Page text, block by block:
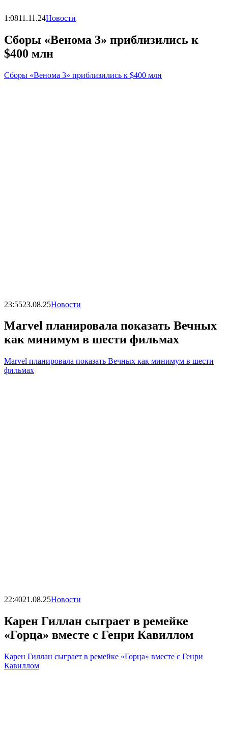
1:0811.11.24Новости
Сборы «Венома 3» приблизились к
$400 млн
Сборы «Венома 3» приблизились к $400 млн
23:5523.08.25Новости
Marvel планировала показать Вечных
как минимум в шести фильмах
Marvel планировала показать Вечных как минимум в шести
фильмах
22:4021.08.25Новости
Карен Гиллан сыграет в ремейке
«Горца» вместе с Генри Кавиллом
Карен Гиллан сыграет в ремейке «Горца» вместе с Генри
Кавиллом